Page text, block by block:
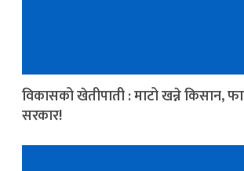
विकासको खेतीपाती : माटो खन्ने किसान,
सरकार!